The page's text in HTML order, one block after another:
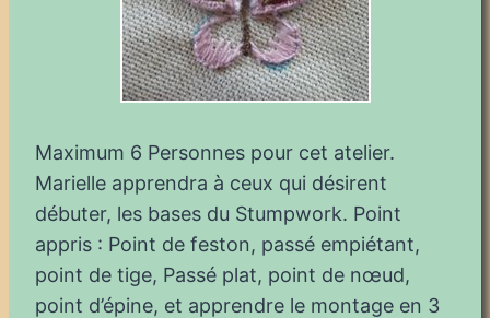
Maximum 6 Personnes pour cet atelier.
Marielle apprendra à ceux qui désirent
débuter, les bases du Stumpwork. Point
appris : Point de feston, passé empiétant,
point de tige, Passé plat, point de nœud,
point d’épine, et apprendre le montage en 3